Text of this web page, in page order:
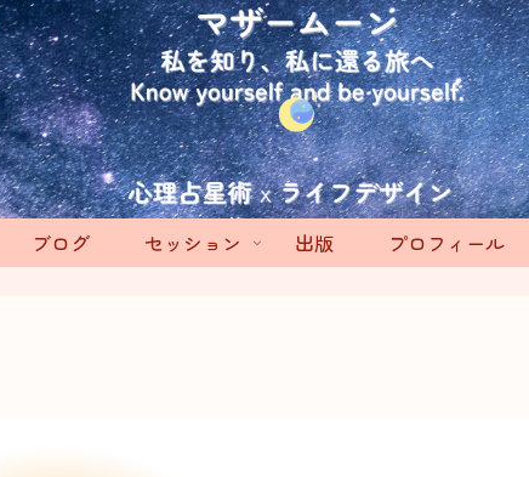
ブログ セッション 出版 プロフィール